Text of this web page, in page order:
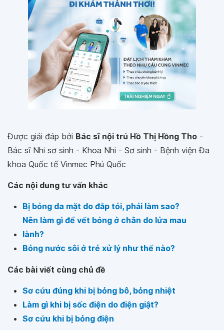
Được giải đáp bởi Bác sĩ nội trú Hồ Thị Hồng Tho -
Bác sĩ Nhi sơ sinh - Khoa Nhi - Sơ sinh - Bệnh viện Đa
khoa Quốc tế Vinmec Phú Quốc
Các nội dung tư vấn khác
Bị bỏng da mặt do đắp tỏi, phải làm sao?
Nên làm gì để vết bỏng ở chân do lửa mau
lành?
Bỏng nước sôi ở trẻ xử lý như thế nào?
Các bài viết cùng chủ đề
Sơ cứu đúng khi bị bỏng bô, bỏng nhiệt
Làm gì khi bị sốc điện do điện giật?
Sơ cứu khi bị bỏng điện